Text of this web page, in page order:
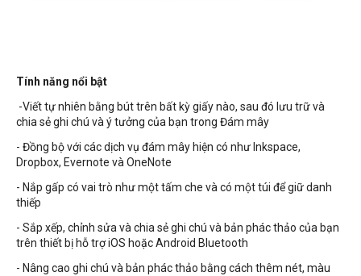
Tính năng nổi bật
-Viết tự nhiên bằng bút trên bất kỳ giấy nào, sau đó lưu trữ và
chia sẻ ghi chú và ý tưởng của bạn trong Đám mây
- Đồng bộ với các dịch vụ đám mây hiện có như Inkspace,
Dropbox, Evernote và OneNote
- Nắp gấp có vai trò như một tấm che và có một túi để giữ danh
thiếp
- Sắp xếp, chỉnh sửa và chia sẻ ghi chú và bản phác thảo của bạn
trên thiết bị hỗ trợ iOS hoặc Android Bluetooth
- Nâng cao ghi chú và bản phác thảo bằng cách thêm nét, màu